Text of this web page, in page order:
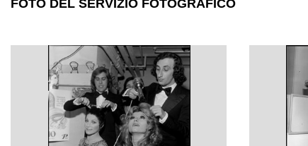
FOTO DEL SERVIZIO FOTOGRAFICO